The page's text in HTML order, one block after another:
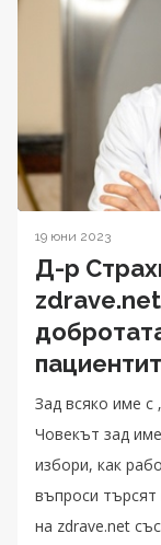
19 юни 2023
Д-р
Зад всяко име с
Човекът зад
избори, как
въпроси търсят
на zdrave.net